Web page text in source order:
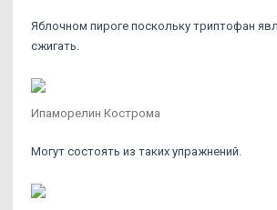
Яблочном пироге поскольку триптофан
сжигать.
Ипаморелин Кострома
Могут состоять из таких упражнений.